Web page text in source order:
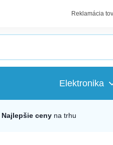
Reklamácia
Elektronika
Najlepšie ceny na trhu